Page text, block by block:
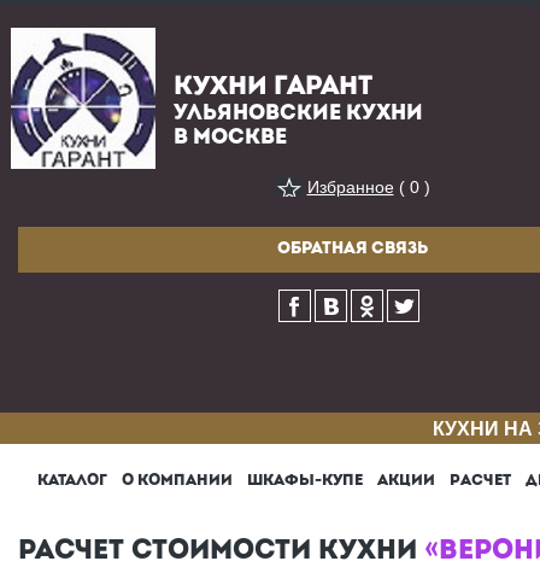
КУХНИ ГАРАНТ
УЛЬЯНОВСКИЕ КУХНИ
В МОСКВЕ
Избранное( 0 )
ОБРАТНАЯ СВЯЗЬ
КУХНИ
КАТАЛОГ О КОМПАНИИ ШКАФЫ-КУПЕ АКЦИИ РАСЧЕТ
РАСЧЕТ СТОИМОСТИ КУХНИ